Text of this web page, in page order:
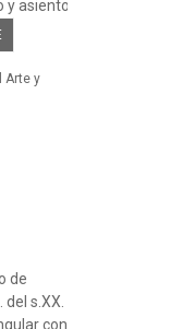
y asiento
Arte y
de
s.XX.
con